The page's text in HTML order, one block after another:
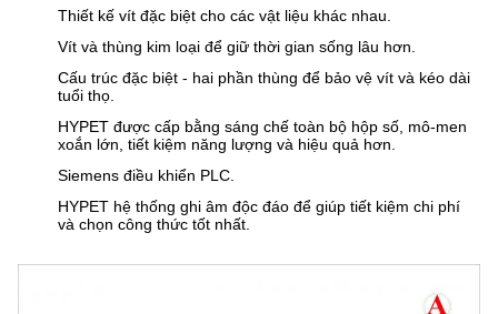
Thiết kế vít đặc biệt cho các vật liệu khác nhau.
Vít và thùng kim loại để giữ thời gian sống lâu hơn.
Cấu trúc đặc biệt - hai phần thùng để bảo vệ vít và kéo dài
tuổi thọ.
HYPET được cấp bằng sáng chế toàn bộ hộp số, mô-men
xoắn lớn, tiết kiệm năng lượng và hiệu quả hơn.
Siemens điều khiển PLC.
HYPET hệ thống ghi âm độc đáo để giúp tiết kiệm chi phí
và chọn công thức tốt nhất.